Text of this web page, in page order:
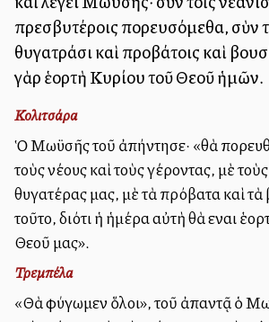
πρεσβυτέροις πορευσόμεθα, σὺν
θυγατράσι καὶ προβάτοις καὶ
γὰρ ἑορτὴ Κυρίου τοῦ Θεοῦ ἡμῶν.
Κολιτσάρα
Ὁ Μωϋσῆς τοῦ ἀπήντησε· «θὰ
τοὺς νέους καὶ τοὺς γέροντας, μὲ
θυγατέρας μας, μὲ τὰ πρόβατα καὶ τὰ
τοῦτο, διότι ἡ ἡμέρα αὐτὴ θὰ εἶναι
Θεοῦ μας».
Τρεμπέλα
«Θὰ φύγωμεν ὅλοι», τοῦ ἀπαντᾷ ὁ